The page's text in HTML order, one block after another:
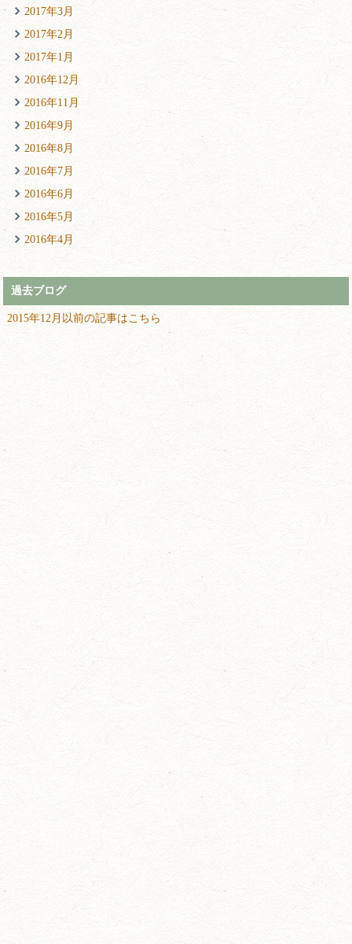
2017年3月
2017年2月
2017年1月
2016年12月
2016年11月
2016年9月
2016年8月
2016年7月
2016年6月
2016年5月
2016年4月
過去ブログ
2015年12月以前の記事はこちら